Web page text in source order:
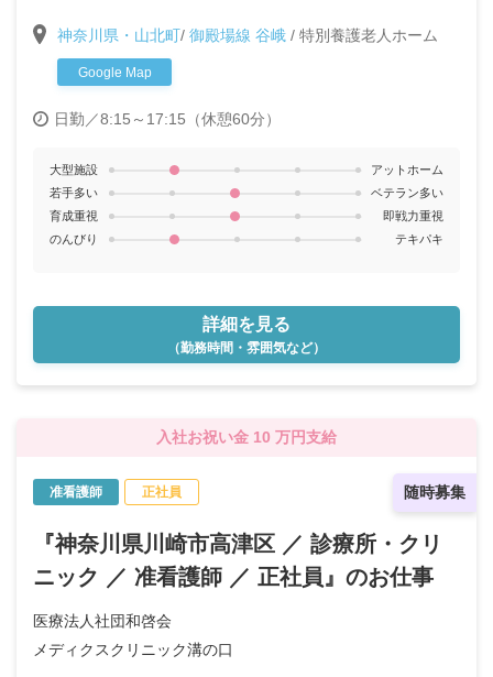
方、お待ちしています！
神奈川県・山北町/ 御殿場線 谷峨 / 特別養護老人ホーム
Google Map
日勤／8:15～17:15（休憩60分）
大型施設
アットホーム
若手多い
ベテラン多い
育成重視
即戦力重視
のんびり
テキパキ
詳細を見る
（勤務時間・雰囲気など）
入社お祝い金 10 万円支給
随時募集
准看護師 正社員
『神奈川県川崎市高津区 ／ 診療所・クリ
ニック ／ 准看護師 ／ 正社員』のお仕事
医療法人社団和啓会
メディクスクリニック溝の口